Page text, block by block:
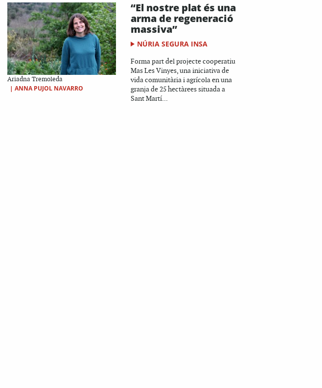
Ariadna Tremoleda
| ANNA PUJOL NAVARRO
“El nostre plat és una
arma de regeneració
massiva”
NÚRIA SEGURA INSA
Forma part del projecte cooperatiu
Mas Les Vinyes, una iniciativa de
vida comunitària i agrícola en una
granja de 25 hectàrees situada a
Sant Martí...